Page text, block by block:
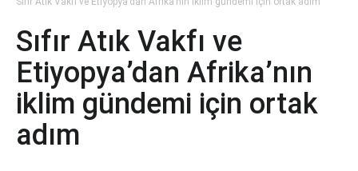
Sıfır Atık Vakfı ve
Etiyopya’dan Afrika’nın
iklim gündemi için ortak
adım